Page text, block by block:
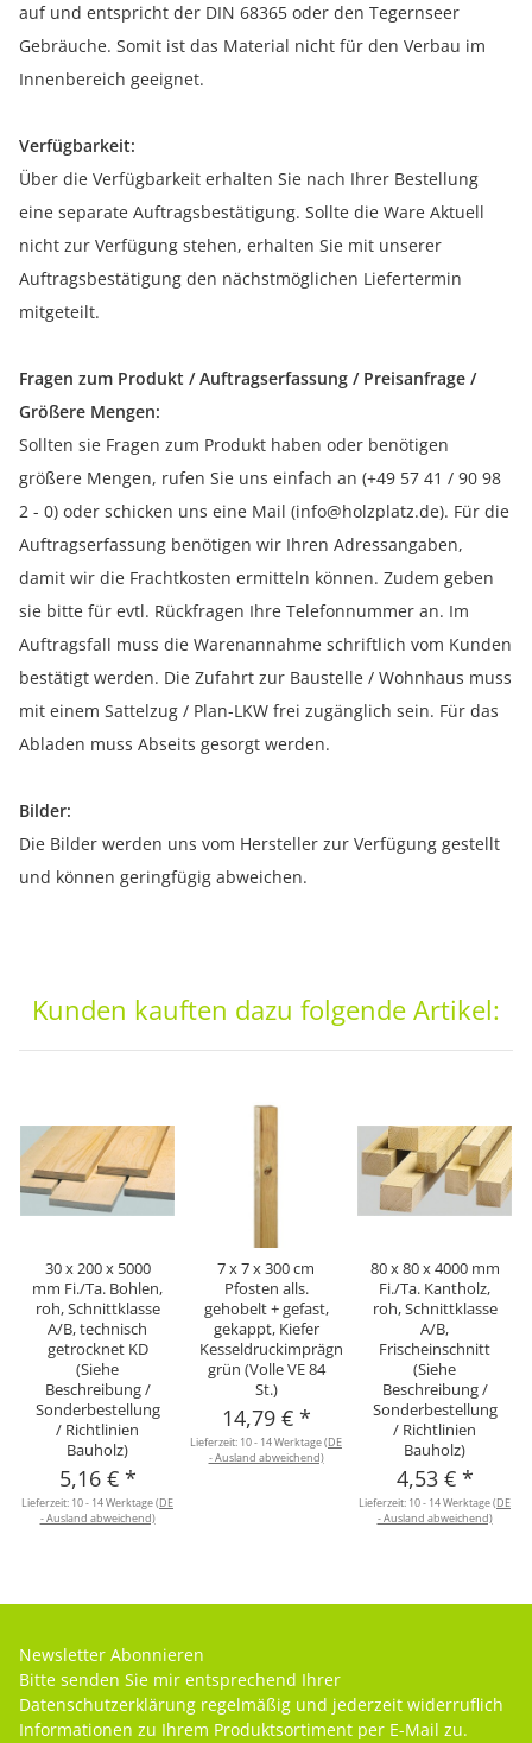
auf und entspricht der DIN 68365 oder den Tegernseer
Gebräuche. Somit ist das Material nicht für den Verbau im
Innenbereich geeignet.
Verfügbarkeit:
Über die Verfügbarkeit erhalten Sie nach Ihrer Bestellung
eine separate Auftragsbestätigung. Sollte die Ware Aktuell
nicht zur Verfügung stehen, erhalten Sie mit unserer
Auftragsbestätigung den nächstmöglichen Liefertermin
mitgeteilt.
Fragen zum Produkt / Auftragserfassung / Preisanfrage /
Größere Mengen:
Sollten sie Fragen zum Produkt haben oder benötigen
größere Mengen, rufen Sie uns einfach an (+49 57 41 / 90 98
2 - 0) oder schicken uns eine Mail (info@holzplatz.de). Für die
Auftragserfassung benötigen wir Ihren Adressangaben,
damit wir die Frachtkosten ermitteln können. Zudem geben
sie bitte für evtl. Rückfragen Ihre Telefonnummer an. Im
Auftragsfall muss die Warenannahme schriftlich vom Kunden
bestätigt werden. Die Zufahrt zur Baustelle / Wohnhaus muss
mit einem Sattelzug / Plan-LKW frei zugänglich sein. Für das
Abladen muss Abseits gesorgt werden.
Bilder:
Die Bilder werden uns vom Hersteller zur Verfügung gestellt
und können geringfügig abweichen.
Kunden kauften dazu folgende Artikel:
30 x 200 x 5000
mm Fi./Ta. Bohlen,
roh, Schnittklasse
A/B, technisch
getrocknet KD
(Siehe
Beschreibung /
Sonderbestellung
/ Richtlinien
Bauholz)
5,16 € *
Lieferzeit: 10 - 14 Werktage(DE
- Ausland abweichend)
7 x 7 x 300 cm
Pfosten alls.
gehobelt + gefast,
gekappt, Kiefer
Kesseldruckimprägniert
grün (Volle VE 84
St.)
14,79 € *
Lieferzeit: 10 - 14 Werktage(DE
- Ausland abweichend)
80 x 80 x 4000 mm
Fi./Ta. Kantholz,
roh, Schnittklasse
A/B,
Frischeinschnitt
(Siehe
Beschreibung /
Sonderbestellung
/ Richtlinien
Bauholz)
4,53 € *
Lieferzeit: 10 - 14 Werktage(DE
- Ausland abweichend)
Newsletter Abonnieren
Bitte senden Sie mir entsprechend Ihrer
Datenschutzerklärung regelmäßig und jederzeit widerruflich
Informationen zu Ihrem Produktsortiment per E-Mail zu.